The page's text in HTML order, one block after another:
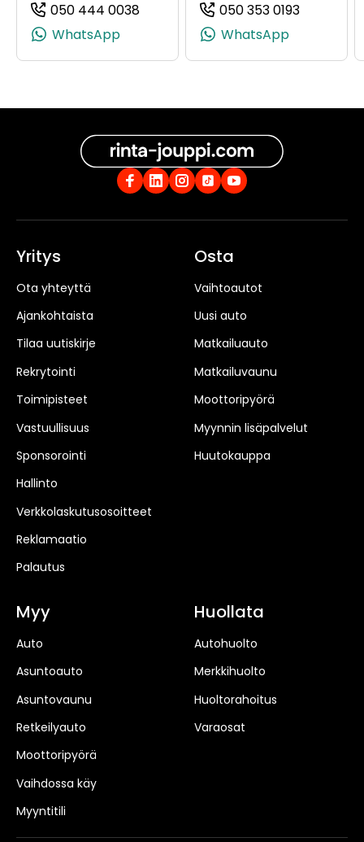
050 444 0038
(+358504440038, 0504440038,
WhatsApp
050 353 0193
WhatsApp
Yritys
Ota yhteyttä
Ajankohtaista
Tilaa uutiskirje
Rekrytointi
Toimipisteet
Vastuullisuus
Sponsorointi
Hallinto
Verkkolaskutusosoitteet
Reklamaatio
Palautus
Osta
Vaihtoautot
Uusi auto
Matkailuauto
Matkailuvaunu
Moottoripyörä
Myynnin lisäpalvelut
Huutokauppa
Myy
Auto
Asuntoauto
Asuntovaunu
Retkeilyauto
Moottoripyörä
Vaihdossa käy
Myyntitili
Huollata
Autohuolto
Merkkihuolto
Huoltorahoitus
Varaosat